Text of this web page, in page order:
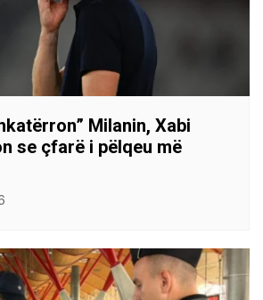
Milanin, Xabi
se çfarë i pëlqeu më